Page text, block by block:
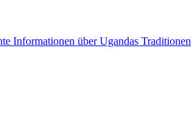
Informationen über Ugandas Traditionen